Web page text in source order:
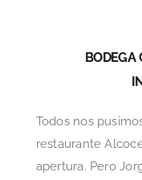
BODEGA
Todos nos
restaurante
apertura. Pero